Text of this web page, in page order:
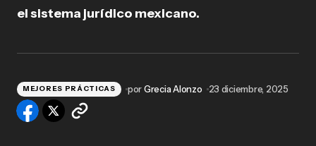
el sistema jurídico mexicano.
MEJORES PRÁCTICAS porGrecia Alonzo 23 diciembre, 2025